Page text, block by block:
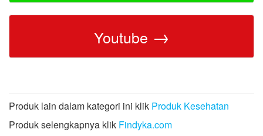
Youtube →
Produk lain dalam kategori ini klik Produk Kesehatan
Produk selengkapnya klik Findyka.com